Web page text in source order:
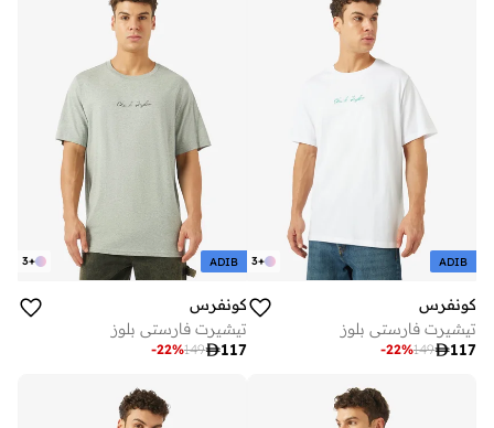
+
3 ADIB
كونفرس
تيشيرت فارستي بلوز
117
149
-22%
+
3 ADIB
كونفرس
تيشيرت فارستي بلوز
117
149
-22%